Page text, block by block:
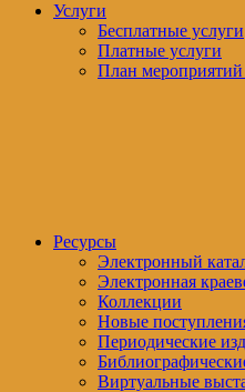
Услуги
Бесплатные услуги
Платные услуги
План мероприятий
Ресурсы
Электронный
Электронная
Коллекции
Новые
Периодические
Виртуальные